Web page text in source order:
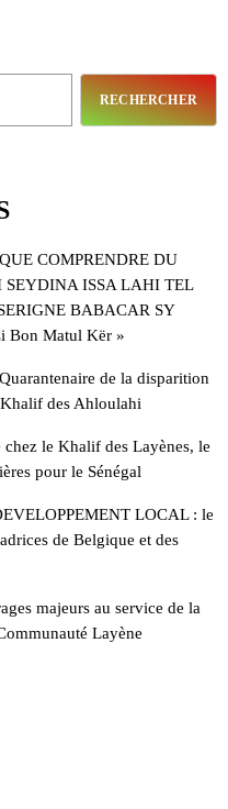
RECHERCHER
COMPRENDRE DU
SEYDINA ISSA LAHI TEL
BABACAR SY
Bon Matul Kër »
de la disparition
des Ahloulahi
le Khalif des Layènes, le
pour le Sénégal
LOCAL : le
de Belgique et des
majeurs au service de la
Layène